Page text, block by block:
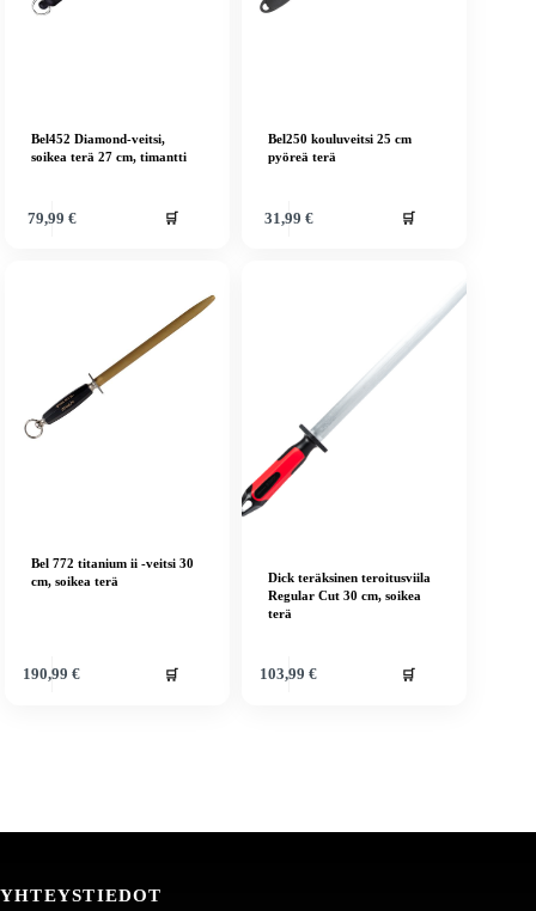
Bel452 Diamond-veitsi,
soikea terä 27 cm, timantti
79,99 € 🛒
Bel250 kouluveitsi 25 cm
pyöreä terä
31,99 € 🛒
Bel 772 titanium ii -veitsi 30
cm, soikea terä
190,99€ 🛒
Dick teräksinen teroitusviila
Regular Cut 30 cm, soikea
terä
103,99€ 🛒
YHTEYSTIEDOT